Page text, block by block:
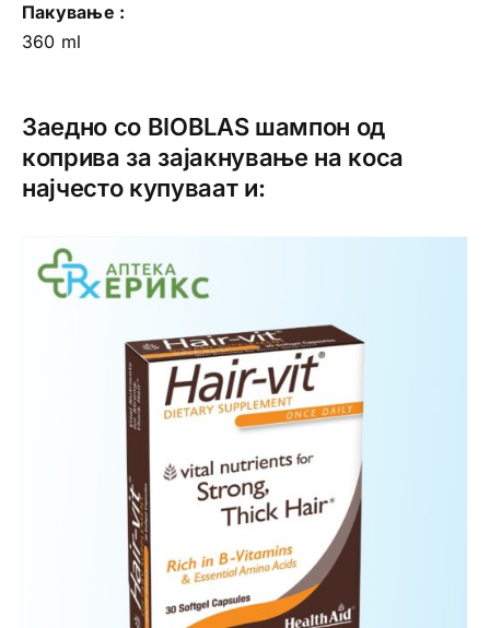
Пакување :
360 ml
Заедно со BIOBLAS шампон од
коприва за зајакнување на коса
најчесто купуваат и: